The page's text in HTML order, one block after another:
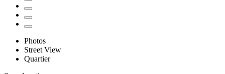
Photos
Street View
Quartier